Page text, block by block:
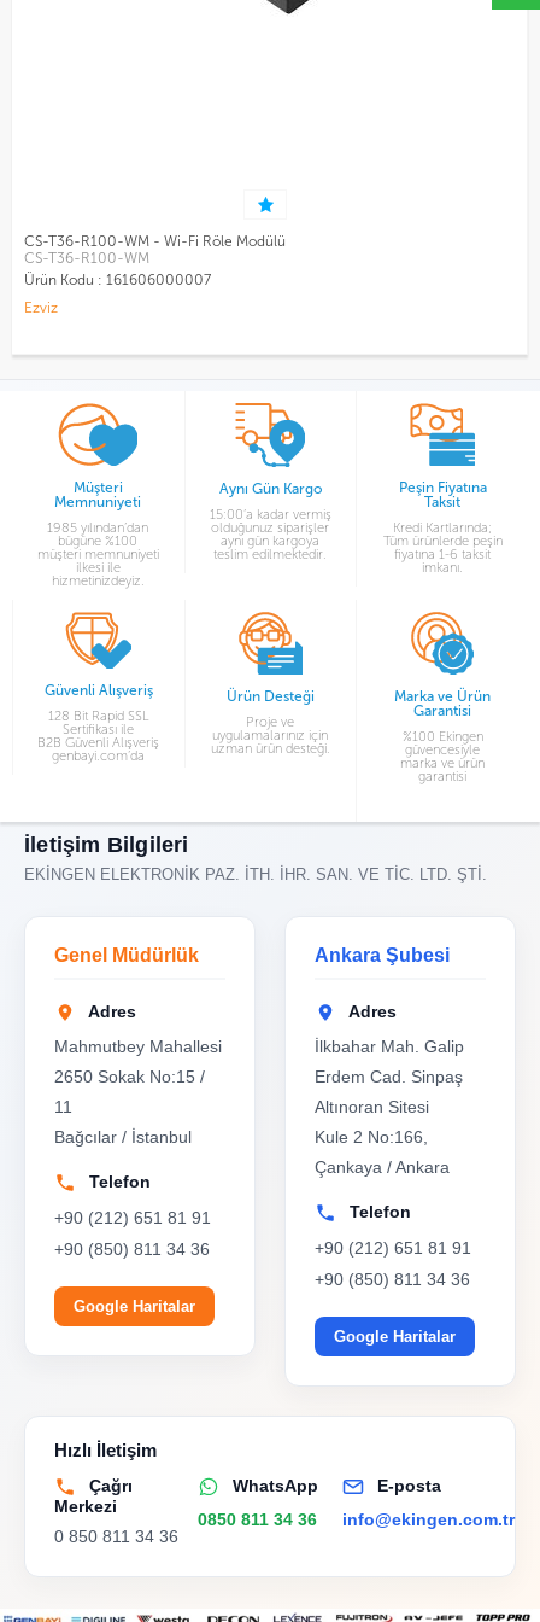
CS-T36-R100-WM - Wi-Fi Röle Modülü
CS-T36-R100-WM
Ürün Kodu : 161606000007
Ezviz
Müşteri
Memnuniyeti
1985 yılından’dan
bügüne %100
müşteri memnuniyeti
ilkesi ile
hizmetinizdeyiz.
Aynı Gün Kargo
15:00’a kadar vermiş
olduğunuz siparişler
aynı gün kargoya
teslim edilmektedir.
Peşin Fiyatına
Taksit
Kredi Kartlarında;
Tüm ürünlerde peşin
fiyatına 1-6 taksit
imkanı.
Güvenli Alışveriş
128 Bit Rapid SSL
Sertifikası ile
B2B Güvenli Alışveriş
genbayi.com’da
Ürün Desteği
Proje ve
uygulamalarınız için
uzman ürün desteği.
Marka ve Ürün
Garantisi
%100 Ekingen
güvencesiyle
marka ve ürün
garantisi
İletişim Bilgileri
EKİNGEN ELEKTRONİK PAZ. İTH. İHR. SAN. VE TİC. LTD. ŞTİ.
Genel Müdürlük
Adres
Mahmutbey Mahallesi
2650 Sokak No:15 /
11
Bağcılar / İstanbul
Telefon
+90 (212) 651 81 91
+90 (850) 811 34 36
Google Haritalar
Ankara Şubesi
Adres
İlkbahar Mah. Galip
Erdem Cad. Sinpaş
Altınoran Sitesi
Kule 2 No:166,
Çankaya / Ankara
Telefon
+90 (212) 651 81 91
+90 (850) 811 34 36
Google Haritalar
Hızlı İletişim
Çağrı
Merkezi
0 850 811 34 36
WhatsApp
0850 811 34 36
E-posta
info@ekingen.com.tr